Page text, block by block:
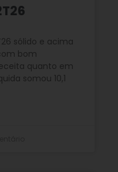
sólido e acima
bom
quanto em
somou 10,1